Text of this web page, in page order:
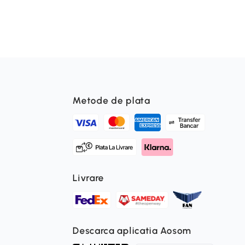
Metode de plata
Livrare
Descarca aplicatia Aosom